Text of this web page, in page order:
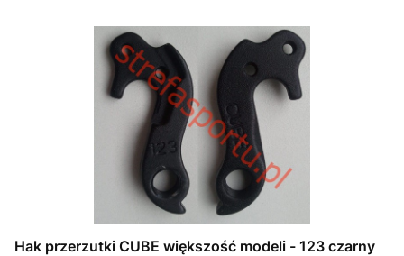
Hak przerzutki CUBE większość modeli - 123 czarny